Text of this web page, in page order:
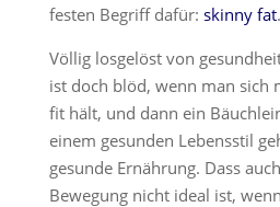
festen Begriff dafür: skinny fat.
Völlig losgelöst von
ist doch blöd, wenn man sich
fit hält, und dann ein
einem gesunden Lebensstil
gesunde Ernährung. Dass
Bewegung nicht ideal ist,